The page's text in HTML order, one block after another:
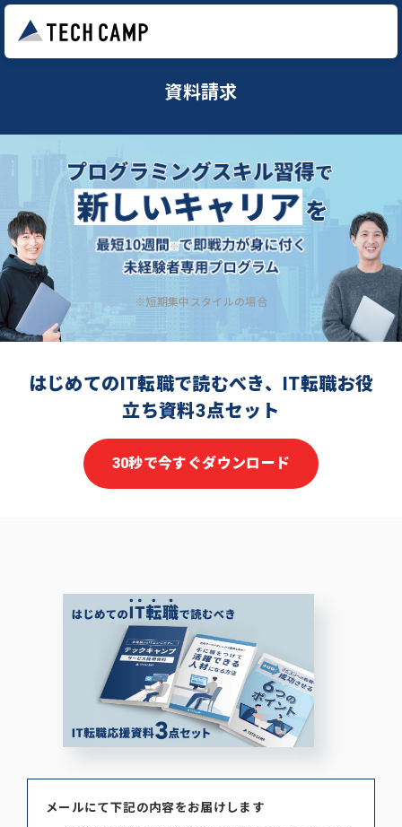
資料請求
※短期集中スタイルの場合
はじめてのIT転職で読むべき、IT転職お役
立ち資料3点セット
30秒で今すぐダウンロード
メールにて下記の内容をお届けします